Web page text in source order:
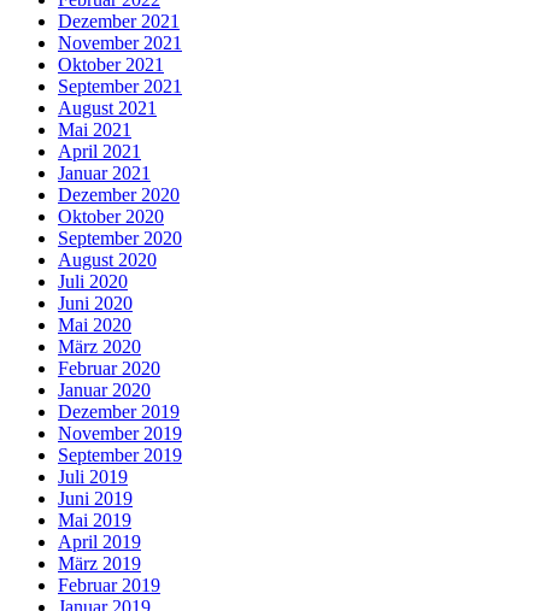
Dezember 2021
November 2021
Oktober 2021
September 2021
August 2021
Mai 2021
April 2021
Januar 2021
Dezember 2020
Oktober 2020
September 2020
August 2020
Juli 2020
Juni 2020
Mai 2020
März 2020
Februar 2020
Januar 2020
Dezember 2019
November 2019
September 2019
Juli 2019
Juni 2019
Mai 2019
April 2019
März 2019
Februar 2019
Januar 2019